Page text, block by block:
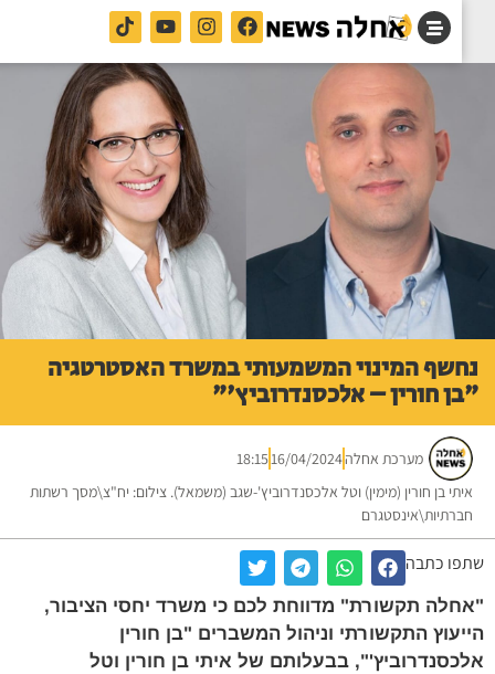
המינוי המשמעותי במשרד האסטרטגיה
חורין – אלכסנדרוביץ'"
מערכת אחלה 16/04/2024
18:15
בן חורין (מימין) וטל אלכסנדרוביץ'-שגב (משמאל). צילום: יח"צ\מסך רשתות
כתבה
תקשורת" מדווחת לכם כי משרד יחסי הציבור,
התקשורתי וניהול המשברים "בן חורין
בבעלותם של איתי בן חורין וטל